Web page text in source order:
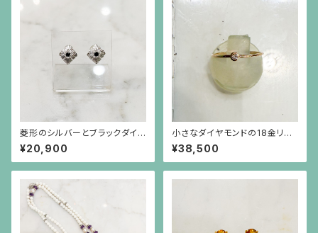
菱形のシルバーとブラックダイヤ
モンドのピアス（中）シルバーポ
スト
¥20,900
小さなダイヤモンドの18金リン
グ
¥38,500